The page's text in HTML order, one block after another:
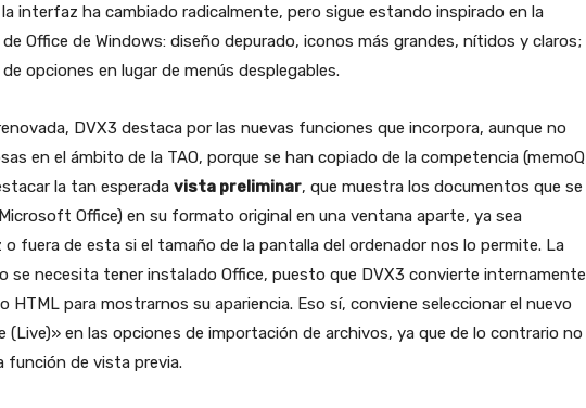
interfaz ha cambiado radicalmente, pero sigue estando inspirado en la
Office de Windows: diseño depurado, iconos más grandes, nítidos y claros;
opciones en lugar de menús desplegables.
DVX3 destaca por las nuevas funciones que incorpora, aunque no
en el ámbito de la TAO, porque se han copiado de la competencia (memoQ
la tan esperada vista preliminar, que muestra los documentos que se
Office) en su formato original en una ventana aparte, ya sea
fuera de esta si el tamaño de la pantalla del ordenador nos lo permite. La
se necesita tener instalado Office, puesto que DVX3 convierte internamente
HTML para mostrarnos su apariencia. Eso sí, conviene seleccionar el nuevo
en las opciones de importación de archivos, ya que de lo contrario no
función de vista previa.